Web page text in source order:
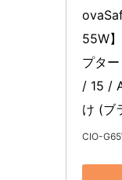
55W
プタ
/ 15 /
け (ブ
CIO-